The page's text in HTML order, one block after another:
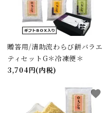
贈答用/清助流わらび餅バラエ
ティセットG＊冷凍便＊
3,704円(内税)
favorite